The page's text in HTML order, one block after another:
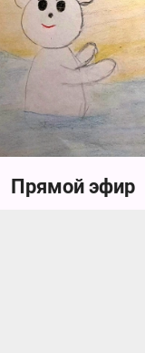
на
И друзья все
Прямой эфир